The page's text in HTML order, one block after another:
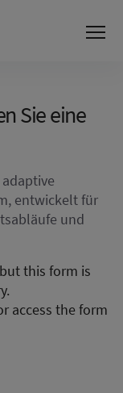
Sie eine
entwickelt für
und
this form is
access the form